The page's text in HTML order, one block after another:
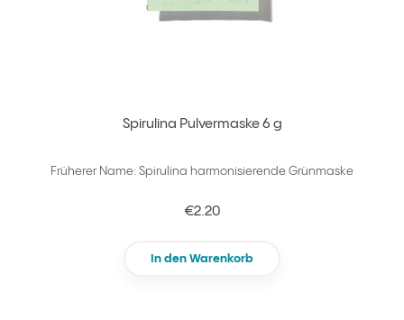
Spirulina Pulvermaske 6 g
Früherer Name: Spirulina harmonisierende Grünmaske
€2.20
In den Warenkorb